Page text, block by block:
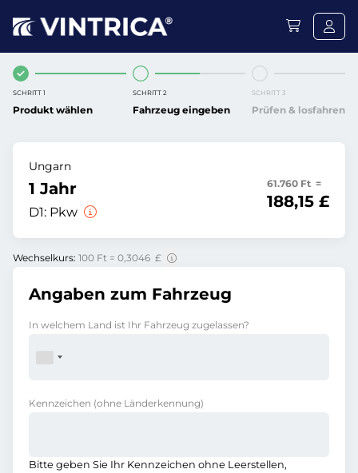
SCHRITT 1
Produkt wählen
SCHRITT 2
Fahrzeug eingeben
SCHRITT 3
Prüfen & losfahren
Ungarn
1 Jahr
D1: Pkw
61.760 Ft =
188,15 £
Wechselkurs: 100 Ft = 0,3046 £
Angaben zum Fahrzeug
In welchem Land ist Ihr Fahrzeug zugelassen?
Kennzeichen (ohne Länderkennung)
Bitte geben Sie Ihr Kennzeichen ohne Leerstellen,